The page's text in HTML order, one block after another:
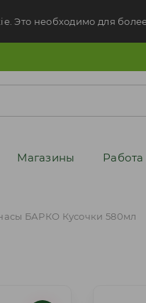
Это необходимо для
Магазины
БАРКО Кусочки 580мл